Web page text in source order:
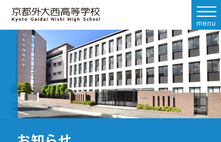
menu